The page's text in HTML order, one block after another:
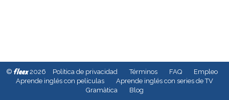
© fleex2026 Política de privacidad Términos FAQ
Empleo
Aprende inglés con películas
Aprende inglés con series de TV
Gramàtica
Blog